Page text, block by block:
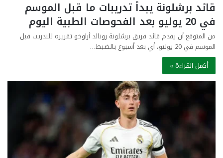
قائد برشلونة يبدأ تدريبات ما قبل الموسم
في 20 يوليو بعد الفحوصات الطبية اليوم
من المتوقع أن يقدم قائد فريق برشلونة رونالد أراوخو تقريره للتدريب قبل
الموسم في 20 يوليو، أي بعد أسبوع بالضبط…
أكمل القراءة »